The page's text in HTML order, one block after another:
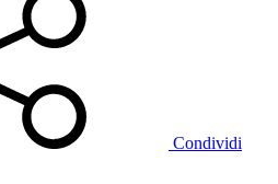
Condividi